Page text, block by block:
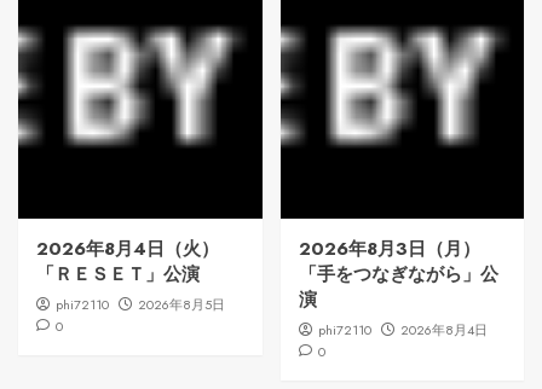
2026年8月4日（火）
「ＲＥＳＥＴ」公演
phi72110
2026年8月5日
0
2026年8月3日（月）
「手をつなぎながら」公
演
phi72110
2026年8月4日
0